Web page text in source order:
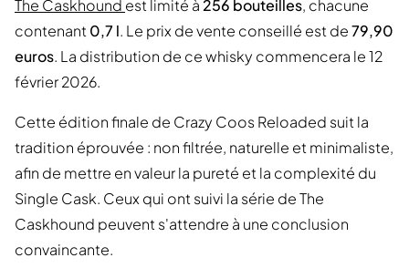
The Caskhound est limité à 256 bouteilles, chacune
contenant 0,7 l. Le prix de vente conseillé est de79,90
euros. La distribution de ce whisky commencera le 12
février 2026.
Cette édition finale de Crazy Coos Reloaded suit la
tradition éprouvée : non filtrée, naturelle et minimaliste,
afin de mettre en valeur la pureté et la complexité du
Single Cask. Ceux qui ont suivi la série de The
Caskhound peuvent s'attendre à une conclusion
convaincante.